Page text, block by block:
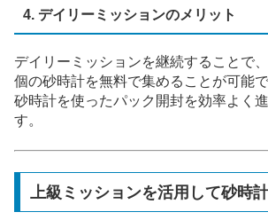
4. デイリーミッションのメリット
デイリーミッションを継続することで
個の砂時計を無料で集めることが可能
砂時計を使ったパック開封を効率よく
す。
上級ミッションを活用して砂時